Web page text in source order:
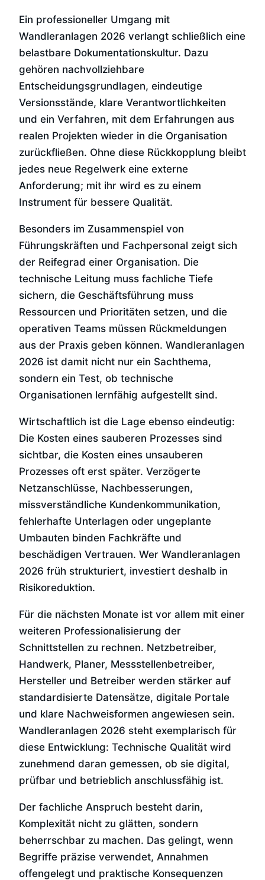
Ein professioneller Umgang mit
Wandleranlagen 2026 verlangt schließlich eine
belastbare Dokumentationskultur. Dazu
gehören nachvollziehbare
Entscheidungsgrundlagen, eindeutige
Versionsstände, klare Verantwortlichkeiten
und ein Verfahren, mit dem Erfahrungen aus
realen Projekten wieder in die Organisation
zurückfließen. Ohne diese Rückkopplung bleibt
jedes neue Regelwerk eine externe
Anforderung; mit ihr wird es zu einem
Instrument für bessere Qualität.
Besonders im Zusammenspiel von
Führungskräften und Fachpersonal zeigt sich
der Reifegrad einer Organisation. Die
technische Leitung muss fachliche Tiefe
sichern, die Geschäftsführung muss
Ressourcen und Prioritäten setzen, und die
operativen Teams müssen Rückmeldungen
aus der Praxis geben können. Wandleranlagen
2026 ist damit nicht nur ein Sachthema,
sondern ein Test, ob technische
Organisationen lernfähig aufgestellt sind.
Wirtschaftlich ist die Lage ebenso eindeutig:
Die Kosten eines sauberen Prozesses sind
sichtbar, die Kosten eines unsauberen
Prozesses oft erst später. Verzögerte
Netzanschlüsse, Nachbesserungen,
missverständliche Kundenkommunikation,
fehlerhafte Unterlagen oder ungeplante
Umbauten binden Fachkräfte und
beschädigen Vertrauen. Wer Wandleranlagen
2026 früh strukturiert, investiert deshalb in
Risikoreduktion.
Für die nächsten Monate ist vor allem mit einer
weiteren Professionalisierung der
Schnittstellen zu rechnen. Netzbetreiber,
Handwerk, Planer, Messstellenbetreiber,
Hersteller und Betreiber werden stärker auf
standardisierte Datensätze, digitale Portale
und klare Nachweisformen angewiesen sein.
Wandleranlagen 2026 steht exemplarisch für
diese Entwicklung: Technische Qualität wird
zunehmend daran gemessen, ob sie digital,
prüfbar und betrieblich anschlussfähig ist.
Der fachliche Anspruch besteht darin,
Komplexität nicht zu glätten, sondern
beherrschbar zu machen. Das gelingt, wenn
Begriffe präzise verwendet, Annahmen
offengelegt und praktische Konsequenzen